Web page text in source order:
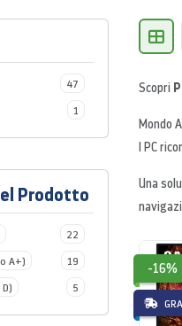
47
1
Prodotto
22
A+)
19
5
Scopri
Mondo
I PC
Una
-16%